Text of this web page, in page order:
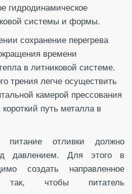
гидродинамическое
системы и формы.
сохранение перегрева
времени
в литниковой системе.
трения легче осуществить
камерой прессования
путь металла в
питание отливки должно
давлением. Для этого в
создать направленное
так, чтобы питатель